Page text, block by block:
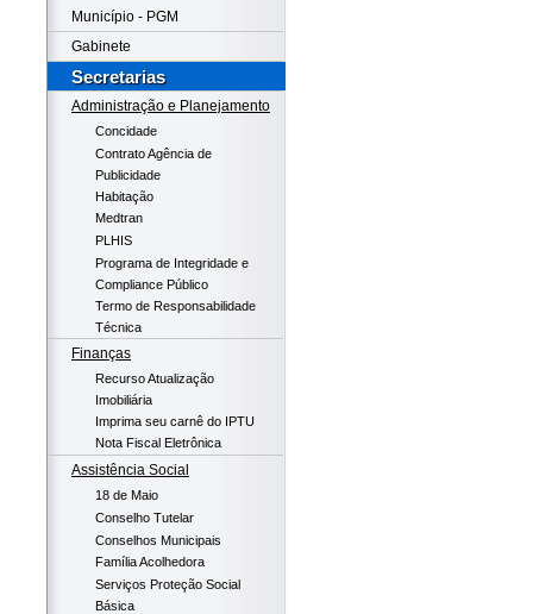
Município - PGM
Gabinete
Secretarias
Administração e Planejamento
Concidade
Contrato Agência de
Publicidade
Habitação
Medtran
PLHIS
Programa de Integridade e
Compliance Público
Termo de Responsabilidade
Técnica
Finanças
Recurso Atualização
Imobiliária
Imprima seu carnê do IPTU
Nota Fiscal Eletrônica
Assistência Social
18 de Maio
Conselho Tutelar
Conselhos Municipais
Família Acolhedora
Serviços Proteção Social
Básica